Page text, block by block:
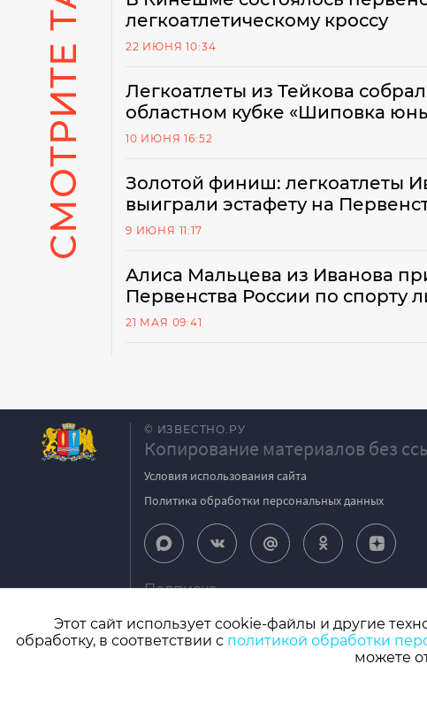
СМОТРИТЕ ТАКЖЕ
легкоатлетическому кроссу
22 ИЮНЯ 10:34
Легкоатлеты из Тейкова
областном кубке «Шиповка
10 ИЮНЯ 16:52
Золотой финиш: легкоатлеты
выиграли эстафету на
9 ИЮНЯ 11:17
Алиса Мальцева из Иванова
Первенства России по спорту
21 МАЯ 09:41
© ИЗВЕСТНО.РУ
Копирование материалов без
Условия использования сайта
Политика обработки персональных данных
Подписка
СМИ: Izvestno.ru. Реестровая запись 08.11.2019
Этот сайт использует cookie-файлы и другие
обработку, в соответствии с политикой обработки
можете